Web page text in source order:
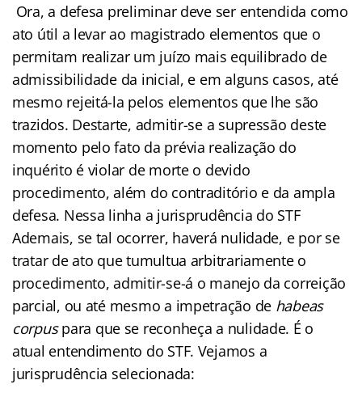
Ora, a defesa preliminar deve ser entendida como
ato útil a levar ao magistrado elementos que o
permitam realizar um juízo mais equilibrado de
admissibilidade da inicial, e em alguns casos, até
mesmo rejeitá-la pelos elementos que lhe são
trazidos. Destarte, admitir-se a supressão deste
momento pelo fato da prévia realização do
inquérito é violar de morte o devido
procedimento, além do contraditório e da ampla
defesa. Nessa linha a jurisprudência do STF
Ademais, se tal ocorrer, haverá nulidade, e por se
tratar de ato que tumultua arbitrariamente o
procedimento, admitir-se-á o manejo da correição
parcial, ou até mesmo a impetração de habeas
corpuspara que se reconheça a nulidade. É o
atual entendimento do STF. Vejamos a
jurisprudência selecionada: